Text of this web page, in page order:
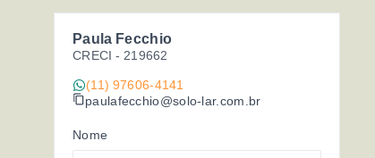
Paula Fecchio
CRECI - 219662
(11) 97606-4141
paulafecchio@solo-lar.com.br
Nome